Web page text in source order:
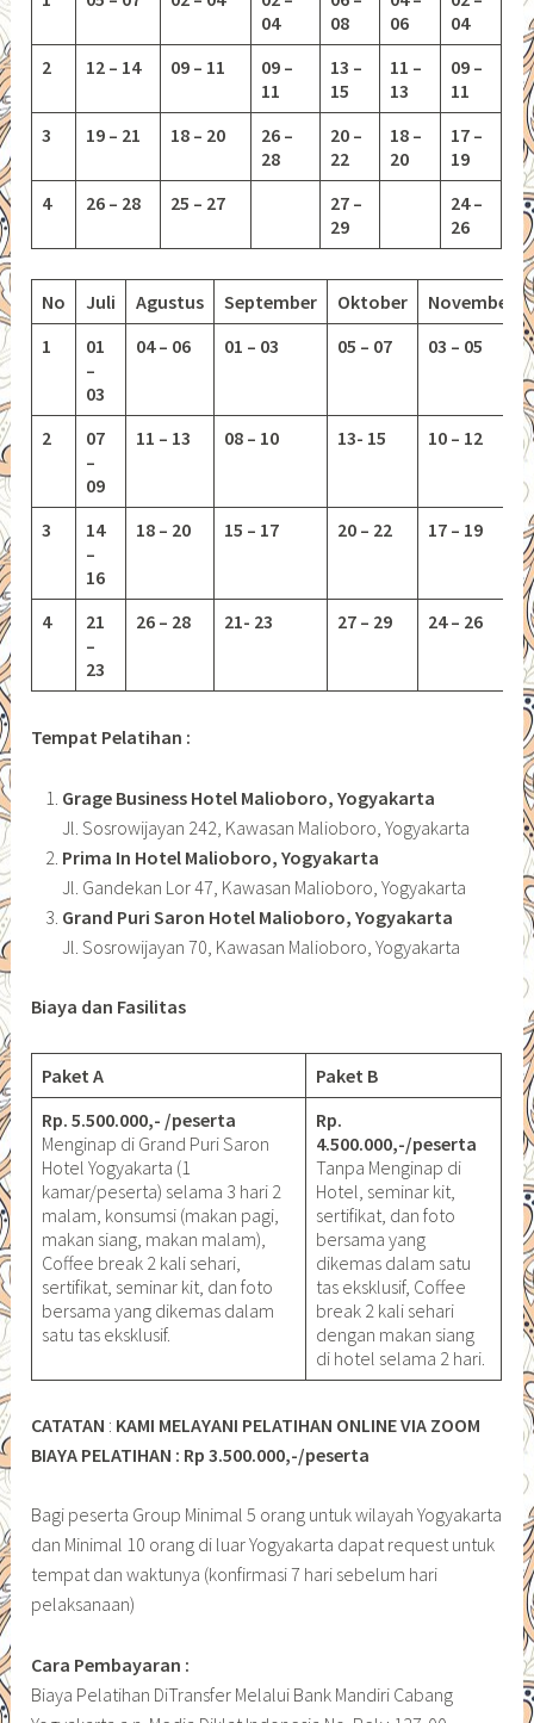
04
08
06
04
2
12 – 14 09 – 11
09 –
11
13 –
15
11 –
13
09 –
11
3
19 – 21 18 – 20
26 –
28
20 –
22
18 –
20
17 –
19
4
26 – 28 25 – 27
27 –
29
24 –
26
No Juli Agustus September Oktober
November
1
01
–
03
04 – 06 01 – 03 05 – 07 03 – 05
2
07
–
09
11 – 13 08 – 10 13- 15 10 – 12
3
14
–
16
18 – 20 15 – 17 20 – 22 17 – 19
4
21
–
23
26 – 28 21- 23 27 – 29 24 – 26
Tempat Pelatihan :
Grage Business Hotel Malioboro, Yogyakarta
Jl. Sosrowijayan 242, Kawasan Malioboro, Yogyakarta
Prima In Hotel Malioboro, Yogyakarta
Jl. Gandekan Lor 47, Kawasan Malioboro, Yogyakarta
Grand Puri Saron Hotel Malioboro, Yogyakarta
Jl. Sosrowijayan 70, Kawasan Malioboro, Yogyakarta
Biaya dan Fasilitas
Paket A
Paket B
Rp. 5.500.000,- /peserta
Menginap di Grand Puri Saron
Hotel Yogyakarta (1
kamar/peserta) selama 3 hari 2
malam, konsumsi (makan pagi,
makan siang, makan malam),
Coffee break 2 kali sehari,
sertifikat, seminar kit, dan foto
bersama yang dikemas dalam
satu tas eksklusif.
Rp.
4.500.000,-/peserta
Tanpa Menginap di
Hotel, seminar kit,
sertifikat, dan foto
bersama yang
dikemas dalam satu
tas eksklusif, Coffee
break 2 kali sehari
dengan makan siang
di hotel selama 2 hari.
CATATAN : KAMI MELAYANI PELATIHAN ONLINE VIA ZOOM
BIAYA PELATIHAN : Rp 3.500.000,-/peserta
Bagi peserta Group Minimal 5 orang untuk wilayah Yogyakarta
dan Minimal 10 orang di luar Yogyakarta dapat request untuk
tempat dan waktunya (konfirmasi 7 hari sebelum hari
pelaksanaan)
Cara Pembayaran :
Biaya Pelatihan DiTransfer Melalui Bank Mandiri Cabang